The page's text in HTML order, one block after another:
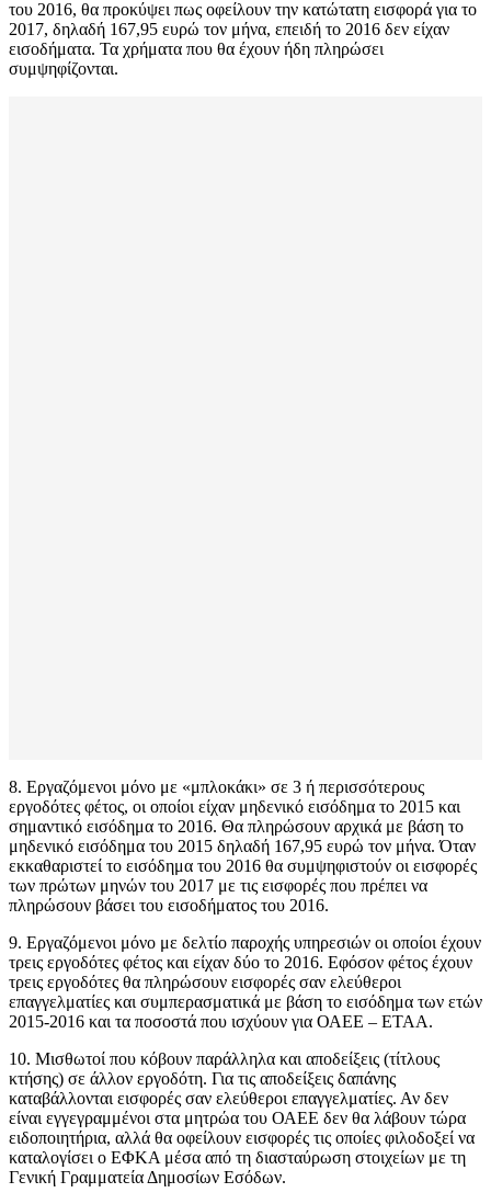
του 2016, θα προκύψει πως οφείλουν την κατώτατη εισφορά για το
2017, δηλαδή 167,95 ευρώ τον μήνα, επειδή το 2016 δεν είχαν
εισοδήματα. Τα χρήματα που θα έχουν ήδη πληρώσει
συμψηφίζονται.
8. Εργαζόμενοι μόνο με «μπλοκάκι» σε 3 ή περισσότερους
εργοδότες φέτος, οι οποίοι είχαν μηδενικό εισόδημα το 2015 και
σημαντικό εισόδημα το 2016. Θα πληρώσουν αρχικά με βάση το
μηδενικό εισόδημα του 2015 δηλαδή 167,95 ευρώ τον μήνα. Όταν
εκκαθαριστεί το εισόδημα του 2016 θα συμψηφιστούν οι εισφορές
των πρώτων μηνών του 2017 με τις εισφορές που πρέπει να
πληρώσουν βάσει του εισοδήματος του 2016.
9. Εργαζόμενοι μόνο με δελτίο παροχής υπηρεσιών οι οποίοι έχουν
τρεις εργοδότες φέτος και είχαν δύο το 2016. Εφόσον φέτος έχουν
τρεις εργοδότες θα πληρώσουν εισφορές σαν ελεύθεροι
επαγγελματίες και συμπερασματικά με βάση το εισόδημα των ετών
2015-2016 και τα ποσοστά που ισχύουν για ΟΑΕΕ – ΕΤΑΑ.
10. Μισθωτοί που κόβουν παράλληλα και αποδείξεις (τίτλους
κτήσης) σε άλλον εργοδότη. Για τις αποδείξεις δαπάνης
καταβάλλονται εισφορές σαν ελεύθεροι επαγγελματίες. Αν δεν
είναι εγγεγραμμένοι στα μητρώα του ΟΑΕΕ δεν θα λάβουν τώρα
ειδοποιητήρια, αλλά θα οφείλουν εισφορές τις οποίες φιλοδοξεί να
καταλογίσει ο ΕΦΚΑ μέσα από τη διασταύρωση στοιχείων με τη
Γενική Γραμματεία Δημοσίων Εσόδων.